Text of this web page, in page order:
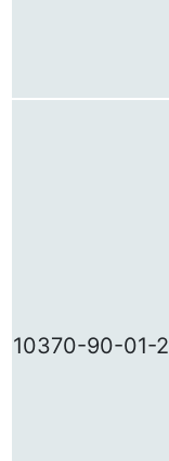
10370-90-01-2